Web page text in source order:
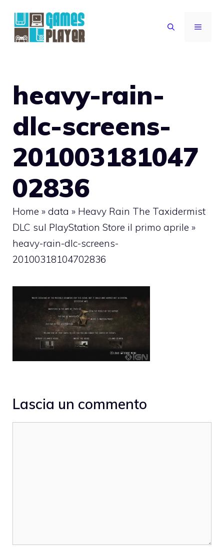
contenuto
MENU
heavy-rain-
dlc-screens-
201003181047
02836
Home » data » Heavy Rain The Taxidermist
DLC sul PlayStation Store il primo aprile »
heavy-rain-dlc-screens-
20100318104702836
Lascia un commento